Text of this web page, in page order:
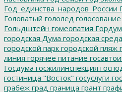
Год_единства_народов_России
Головатый гололед голосование
Гольдштейн гомеопатия
городская Дума городская среда
городской парк городской пляж
линия горячее питание
Госдума госжилинспекция
гостиница "Восток" госуслуги
грабеж град граница грант